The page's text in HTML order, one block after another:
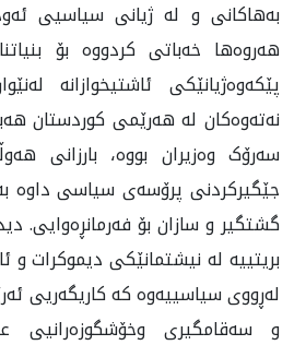
بەهاکانی و له‌ ژیانی سیاسيی
هەروەها خه‌باتی کردووه بۆ
پێکەوەژیانێکی ئاشتیخوازانە
نەتەوه‌كان لە هەرێمى كوردستان
سەرۆک وەزیران بووە، بارزانی
جێگیرکردنی پرۆسەی سیاسی داوە
گشتگیر و سازان بۆ فەرمانڕەوایی.
بریتییە لە نیشتمانێکی دیموکرات و
لەڕووی سیاسییەوە که کاریگه‌ريى
و سەقامگیری وخۆشگوزەرانيی